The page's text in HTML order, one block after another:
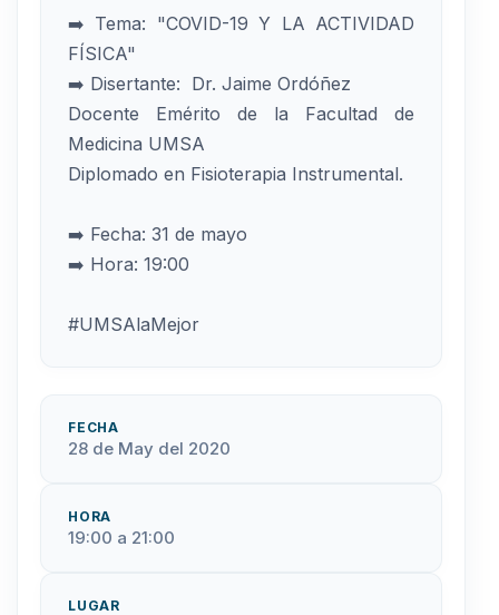
➡️ Tema: "COVID-19 Y LA ACTIVIDAD
FÍSICA"
➡️ Disertante: Dr. Jaime Ordóñez
Docente Emérito de la Facultad de
Medicina UMSA
Diplomado en Fisioterapia Instrumental.
➡️ Fecha: 31 de mayo
➡️ Hora: 19:00
#UMSAlaMejor
FECHA
28 de May del 2020
HORA
19:00 a 21:00
LUGAR